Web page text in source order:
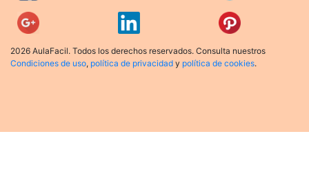
2026 AulaFacil. Todos los derechos reservados. Consulta nuestros
Condiciones de uso, política de privacidad y política de cookies.